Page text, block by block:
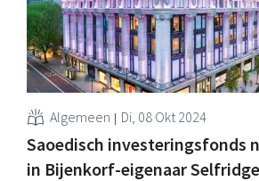
Algemeen Di, 08 Okt 2024
Saoedisch investeringsfonds
in Bijenkorf-eigenaar